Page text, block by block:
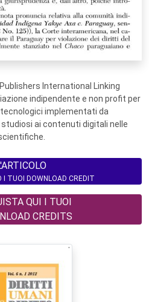
International Linking
indipendente e non profit per
implementati da
ai contenuti digitali nelle
I TUOI DOWNLOAD CREDIT
QUI I TUOI
CREDITS